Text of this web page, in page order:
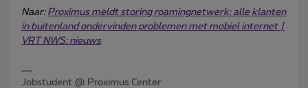
Naar: Proximus meldt storing roamingnetwerk: alle klanten
in buitenland ondervinden problemen met mobiel internet |
VRT NWS: nieuws
Jobstudent @ Proximus Center